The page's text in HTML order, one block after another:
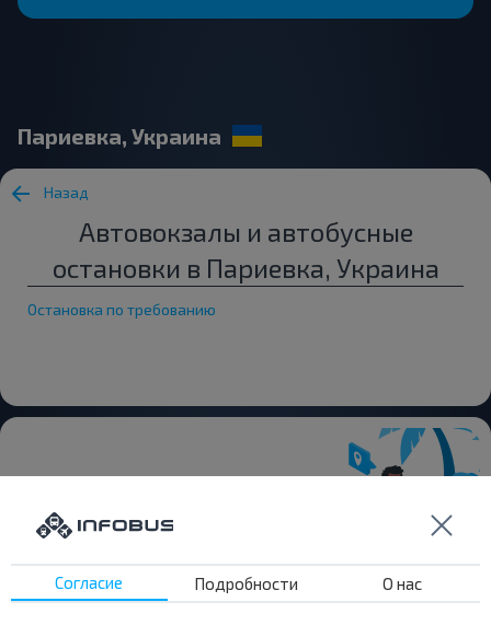
Париевка, Украина
Назад
Автовокзалы и автобусные
остановки в Париевка, Украина
Остановка по требованию
Хотите
путешествовать
Согласие Подробности О нас